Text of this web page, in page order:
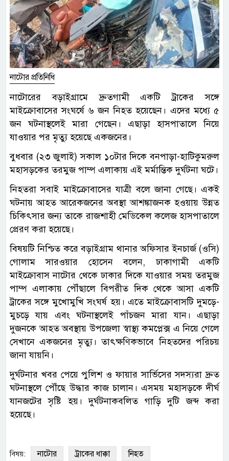
নাটোর প্রতিনিধি
নাটোরের বড়াইগ্রামে দ্রুতগামী একটি ট্রাকের সঙ্গে
মাইক্রোবাসের সংঘর্ষে ৬ জন নিহত হয়েছেন। এদের মধ্যে ৫
জন ঘটনাস্থলেই মারা গেছেন। এছাড়া হাসপাতালে নিয়ে
যাওয়ার পর মৃত্যু হয়েছে একজনের।
বুধবার (২৩ জুলাই) সকাল ১০টার দিকে বনপাড়া-হাটিকুমরুল
মহাসড়কের তরমুজ পাম্প এলাকায় এই মর্মান্তিক দুর্ঘটনা ঘটে।
নিহতরা সবাই মাইক্রোবাসের যাত্রী বলে জানা গেছে। একই
ঘটনায় আহত আরেকজনের অবস্থা আশঙ্কাজনক হওয়ায় উন্নত
চিকিৎসার জন্য তাকে রাজশাহী মেডিকেল কলেজ হাসপাতালে
প্রেরণ করা হয়েছে।
বিষয়টি নিশ্চিত করে বড়াইগ্রাম থানার অফিসার ইনচার্জ (ওসি)
গোলাম সারওয়ার হোসেন বলেন, ঢাকাগামী একটি
মাইক্রোবাস নাটোর থেকে ঢাকার দিকে যাওয়ার সময় তরমুজ
পাম্প এলাকায় পৌঁছালে বিপরীত দিক থেকে আসা একটি
ট্রাকের সঙ্গে মুখোমুখি সংঘর্ষ হয়। এতে মাইক্রোবাসটি দুমড়ে-
মুচড়ে যায় এবং ঘটনাস্থলেই পাঁচজন মারা যান। এছাড়া
দুজনকে আহত অবস্থায় উপজেলা স্বাস্থ্য কমপ্লেক্স এ নিয়ে গেলে
সেখানে একজনের মৃত্যু। তাৎক্ষণিকভাবে নিহতদের পরিচয়
জানা যায়নি।
দুর্ঘটনার খবর পেয়ে পুলিশ ও ফায়ার সার্ভিসের সদস্যরা দ্রুত
ঘটনাস্থলে পৌঁছে উদ্ধার কাজ চালান। এসময় মহাসড়কে দীর্ঘ
যানজটের সৃষ্টি হয়। দুর্ঘটনাকবলিত গাড়ি দুটি জব্দ করা
হয়েছে।
বিষয়: নাটোর ট্রাকের ধাক্কা নিহত